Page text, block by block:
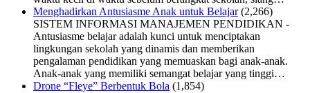
Menghadirkan Antusiasme Anak untuk Belajar (2,266)
SISTEM INFORMASI MANAJEMEN PENDIDIKAN -
Antusiasme belajar adalah kunci untuk menciptakan
lingkungan sekolah yang dinamis dan memberikan
pengalaman pendidikan yang memuaskan bagi anak-anak.
Anak-anak yang memiliki semangat belajar yang tinggi…
Drone “Fleye” Berbentuk Bola (1,854)